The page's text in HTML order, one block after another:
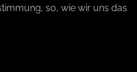
so, wie wir uns das